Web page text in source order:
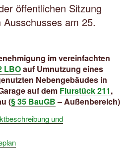
öffentlichen Sitzung
Ausschusses am 25.
im vereinfachten
LBOauf Umnutzung eines
Nebengebäudes in
auf dem Flurstück 211,
(§ 35 BauGB– Außenbereich)
und